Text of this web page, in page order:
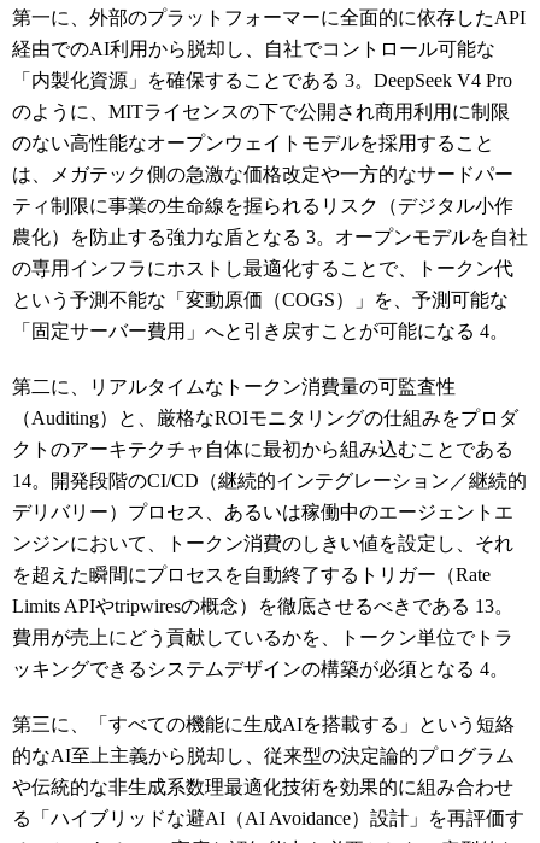
第一に、外部のプラットフォーマーに全面的に依存したAPI
経由でのAI利用から脱却し、自社でコントロール可能な
「内製化資源」を確保することである 3。DeepSeek V4 Pro
のように、MITライセンスの下で公開され商用利用に制限
のない高性能なオープンウェイトモデルを採用すること
は、メガテック側の急激な価格改定や一方的なサードパー
ティ制限に事業の生命線を握られるリスク（デジタル小作
農化）を防止する強力な盾となる 3。オープンモデルを自社
の専用インフラにホストし最適化することで、トークン代
という予測不能な「変動原価（COGS）」を、予測可能な
「固定サーバー費用」へと引き戻すことが可能になる 4。
第二に、リアルタイムなトークン消費量の可監査性
（Auditing）と、厳格なROIモニタリングの仕組みをプロダ
クトのアーキテクチャ自体に最初から組み込むことである
14。開発段階のCI/CD（継続的インテグレーション／継続的
デリバリー）プロセス、あるいは稼働中のエージェントエ
ンジンにおいて、トークン消費のしきい値を設定し、それ
を超えた瞬間にプロセスを自動終了するトリガー（Rate
Limits APIやtripwiresの概念）を徹底させるべきである 13。
費用が売上にどう貢献しているかを、トークン単位でトラ
ッキングできるシステムデザインの構築が必須となる 4。
第三に、「すべての機能に生成AIを搭載する」という短絡
的なAI至上主義から脱却し、従来型の決定論的プログラム
や伝統的な非生成系数理最適化技術を効果的に組み合わせ
る「ハイブリッドな避AI（AI Avoidance）設計」を再評価す